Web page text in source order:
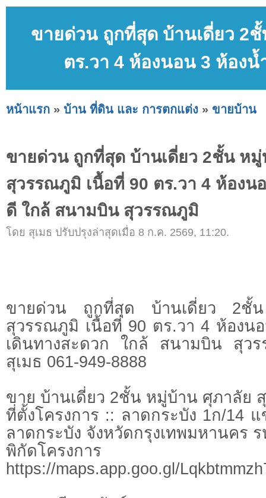
ขายด่วน ถูกที่สุด บ้านเดี่ยว 2
ตร.วา 4 ห้องนอน 3 ห้อง
หน้าแรก » บ้าน ที่ดิน และ การตกแต่ง » ขายบ้าน
ขายด่วน ถูกที่สุด บ้านเดี่ยว 2ชั้น ห
สุวรรณภูมิ เนื้อที่ 90 ตร.วา 4 ห้องน
ดี ใกล้ สนามบิน สุวรรณภูมิ
โดย สุเมธ ปรับปรุงล่าสุดเมื่อ 8 ก.ค. 2569, 11:20.
ขายด่วน ถูกที่สุด บ้านเดี่ยว 2ชั้
สุวรรณภูมิ เนื้อที่ 90 ตร.วา 4 ห้องน
เดินทางสะดวก ใกล้ สนามบิน สุว
สุเมธ 061-949-8888
ขาย บ้านเดี่ยว 2ชั้น หมู่บ้าน ศุภาลัย
ที่ตั้งโครงการ :: ลาดกระบัง 1ก/14 แ
ลาดกระบัง จังหวัดกรุงเทพมหานคร
พิกัดโครง
https://maps.app.goo.gl/